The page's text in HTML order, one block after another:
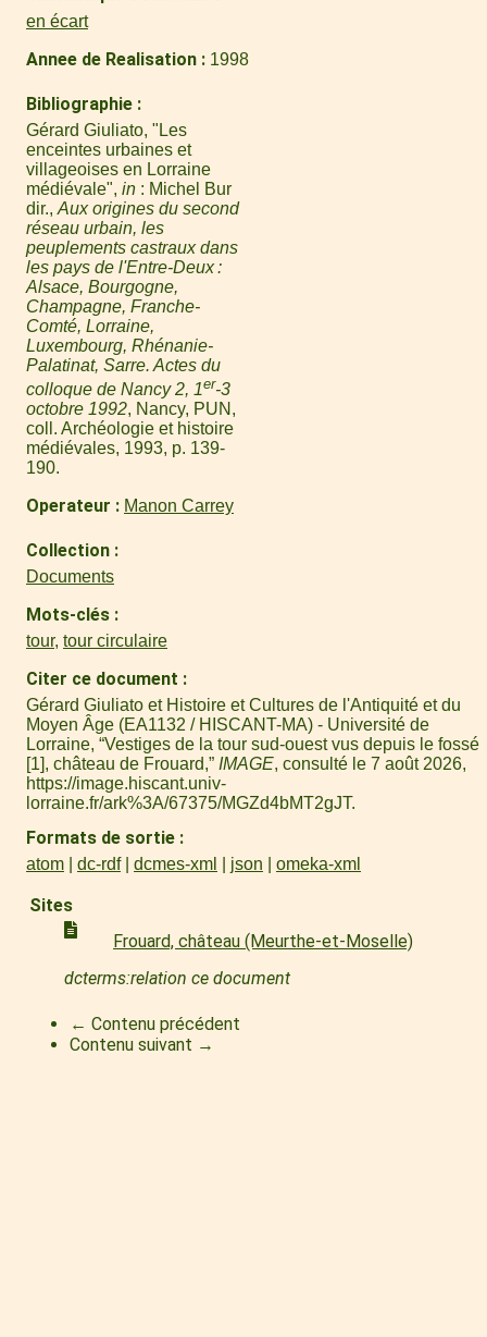
en écart
Annee de Realisation 1998
Bibliographie
Gérard Giuliato, "Les
enceintes urbaines et
villageoises en Lorraine
médiévale", in : Michel Bur
dir., Aux origines du second
réseau urbain, les
peuplements castraux dans
les pays de l'Entre-Deux :
Alsace, Bourgogne,
Champagne, Franche-
Comté, Lorraine,
Luxembourg, Rhénanie-
Palatinat, Sarre. Actes du
colloque de Nancy 2, 1er-3
octobre 1992, Nancy, PUN,
coll. Archéologie et histoire
médiévales, 1993, p. 139-
190.
Operateur Manon Carrey
Collection
Documents
Mots-clés
tour, tour circulaire
Citer ce document
Gérard Giuliato et Histoire et Cultures de l'Antiquité et du
Moyen Âge (EA1132 / HISCANT-MA) - Université de
Lorraine, “Vestiges de la tour sud-ouest vus depuis le fossé
[1], château de Frouard,” IMAGE, consulté le 7 août 2026,
https://image.hiscant.univ-
lorraine.fr/ark%3A/67375/MGZd4bMT2gJT.
Formats de sortie
atom dc-rdf dcmes-xml json omeka-xml
Sites
Frouard, château (Meurthe-et-Moselle)
dcterms:relation ce document
← Contenu précédent
Contenu suivant →